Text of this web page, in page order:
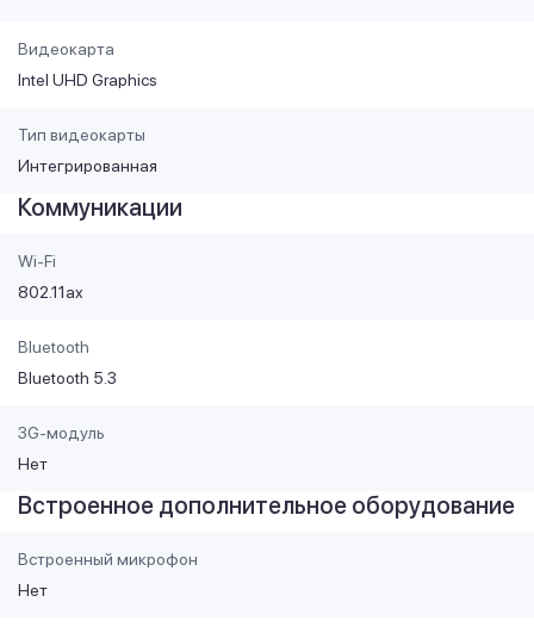
Видеокарта
Intel UHD Graphics
Тип видеокарты
Интегрированная
Коммуникации
Wi-Fi
802.11ax
Bluetooth
Bluetooth 5.3
3G-модуль
Нет
Встроенное дополнительное оборудование
Встроенный микрофон
Нет